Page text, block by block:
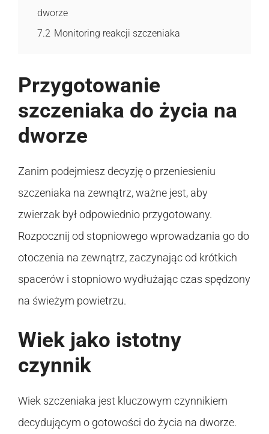
dworze
7.2 Monitoring reakcji szczeniaka
Przygotowanie
szczeniaka do życia na
dworze
Zanim podejmiesz decyzję o przeniesieniu
szczeniaka na zewnątrz, ważne jest, aby
zwierzak był odpowiednio przygotowany.
Rozpocznij od stopniowego wprowadzania go do
otoczenia na zewnątrz, zaczynając od krótkich
spacerów i stopniowo wydłużając czas spędzony
na świeżym powietrzu.
Wiek jako istotny
czynnik
Wiek szczeniaka jest kluczowym czynnikiem
decydującym o gotowości do życia na dworze.